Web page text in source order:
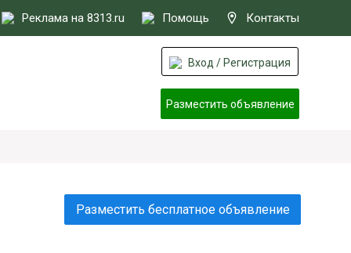
Реклама на 8313.ru Помощь Контакты
Вход / Регистрация
Разместить объявление
Разместить бесплатное объявление